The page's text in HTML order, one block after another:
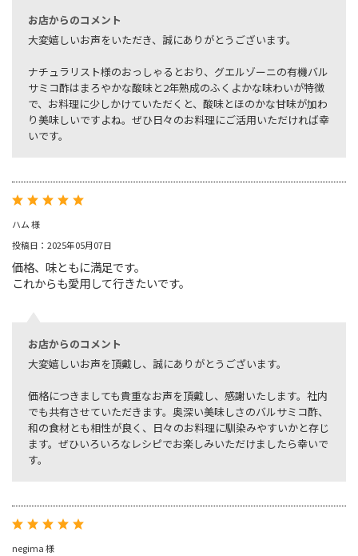
お店からのコメント
大変嬉しいお声をいただき、誠にありがとうございます。
ナチュラリスト様のおっしゃるとおり、グエルゾーニの有機バル
サミコ酢はまろやかな酸味と2年熟成のふくよかな味わいが特徴
で、お料理に少しかけていただくと、酸味とほのかな甘味が加わ
り美味しいですよね。ぜひ日々のお料理にご活用いただければ幸
いです。
ハム 様
投稿日：2025年05月07日
価格、味ともに満足です。
これからも愛用して行きたいです。
お店からのコメント
大変嬉しいお声を頂戴し、誠にありがとうございます。
価格につきましても貴重なお声を頂戴し、感謝いたします。社内
でも共有させていただきます。奥深い美味しさのバルサミコ酢、
和の食材とも相性が良く、日々のお料理に馴染みやすいかと存じ
ます。ぜひいろいろなレシピでお楽しみいただけましたら幸いで
す。
negima 様